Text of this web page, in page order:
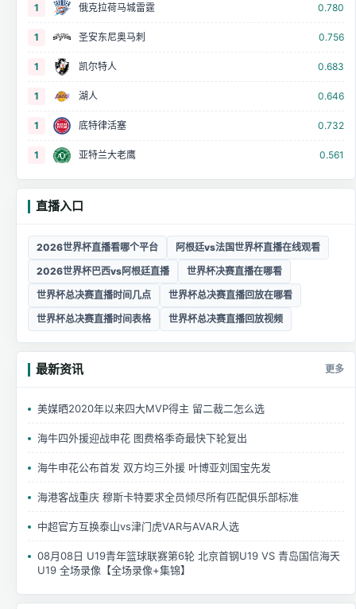
1 俄克拉荷马城雷霆 0.780
1 圣安东尼奥马刺 0.756
1 凯尔特人 0.683
1 湖人 0.646
1 底特律活塞 0.732
1 亚特兰大老鹰 0.561
直播入口
2026世界杯直播看哪个平台
阿根廷vs法国世界杯直播在线观看
2026世界杯巴西vs阿根廷直播
世界杯决赛直播在哪看
世界杯总决赛直播时间几点
世界杯总决赛直播回放在哪看
世界杯总决赛直播时间表格
世界杯总决赛直播回放视频
最新资讯 更多
美媒晒2020年以来四大MVP得主 留二裁二怎么选
海牛四外援迎战申花 图费格季奇最快下轮复出
海牛申花公布首发 双方均三外援 叶博亚刘国宝先发
海港客战重庆 穆斯卡特要求全员倾尽所有匹配俱乐部标准
中超官方互换泰山vs津门虎VAR与AVAR人选
08月08日 U19青年篮球联赛第6轮 北京首钢U19 VS 青岛国信海天
U19 全场录像【全场录像+集锦】